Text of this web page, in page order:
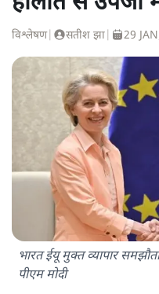
विश्लेषण| सतीश झा 29
भारत ईयू मुक्त व्यापार
पीएम मोदी